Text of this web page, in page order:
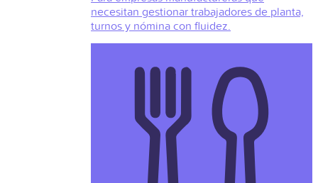
necesitan gestionar trabajadores de planta,
turnos y nómina con fluidez.